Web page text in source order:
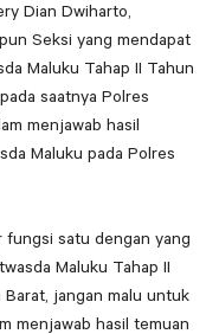
Dian Dwiharto,
Seksi yang mendapat
Maluku Tahap II Tahun
saatnya Polres
menjawab hasil
Maluku pada Polres
fungsi satu dengan yang
Maluku Tahap II
jangan malu untuk
menjawab hasil temuan